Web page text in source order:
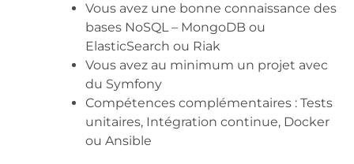
Vous avez une bonne connaissance des
bases NoSQL – MongoDB ou
ElasticSearch ou Riak
Vous avez au minimum un projet avec
du Symfony
Compétences complémentaires : Tests
unitaires, Intégration continue, Docker
ou Ansible